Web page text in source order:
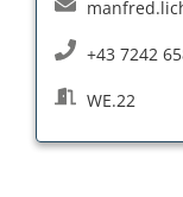
+43 7242
WE.22